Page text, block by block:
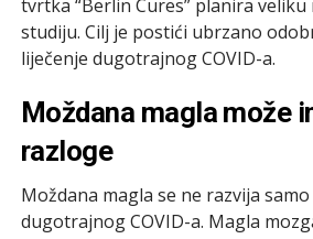
tvrtka “Berlin Cures” planira
studiju. Cilj je postići ubrzano
liječenje dugotrajnog COVID-a.
Moždana magla može
razloge
Moždana magla se ne razvija
dugotrajnog COVID-a. Magla